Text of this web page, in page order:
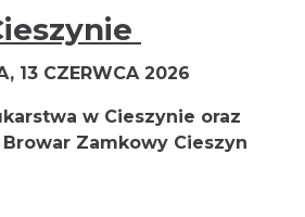
13 CZERWCA 2026
w Cieszynie oraz
Zamkowy Cieszyn